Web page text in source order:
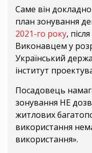
Саме він
план зонування
2021-го року,
Виконавцем у
Український
інститут
Посадовець
зонування НЕ
житлових
використання
використання».